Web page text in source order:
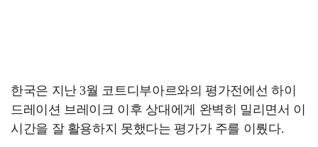
한국은 지난 3월 코트디부아르와의 평가전에선 하이
드레이션 브레이크 이후 상대에게 완벽히 밀리면서 이
시간을 잘 활용하지 못했다는 평가가 주를 이뤘다.